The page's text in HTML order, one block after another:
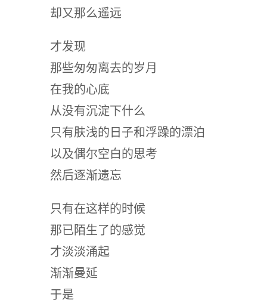
却又那么遥远
才发现
那些匆匆离去的岁月
在我的心底
从没有沉淀下什么
只有肤浅的日子和浮躁的漂泊
以及偶尔空白的思考
然后逐渐遗忘
只有在这样的时候
那已陌生了的感觉
才淡淡涌起
渐渐曼延
于是